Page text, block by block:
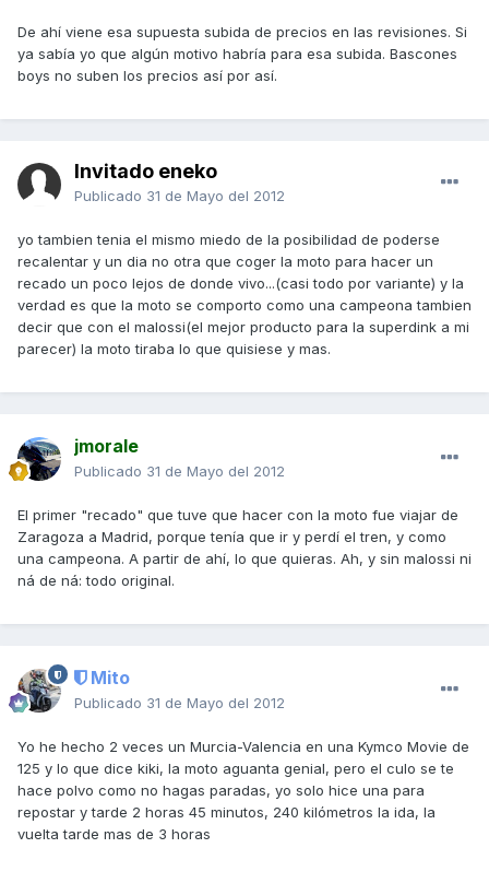
De ahí viene esa supuesta subida de precios en las revisiones. Si
ya sabía yo que algún motivo habría para esa subida. Bascones
boys no suben los precios así por así.
Invitado eneko
Publicado 31 de Mayo del 2012
yo tambien tenia el mismo miedo de la posibilidad de poderse
recalentar y un dia no otra que coger la moto para hacer un
recado un poco lejos de donde vivo...(casi todo por variante) y la
verdad es que la moto se comporto como una campeona tambien
decir que con el malossi(el mejor producto para la superdink a mi
parecer) la moto tiraba lo que quisiese y mas.
jmorale
Publicado 31 de Mayo del 2012
El primer "recado" que tuve que hacer con la moto fue viajar de
Zaragoza a Madrid, porque tenía que ir y perdí el tren, y como
una campeona. A partir de ahí, lo que quieras. Ah, y sin malossi ni
ná de ná: todo original.
Mito
Publicado 31 de Mayo del 2012
Yo he hecho 2 veces un Murcia-Valencia en una Kymco Movie de
125 y lo que dice kiki, la moto aguanta genial, pero el culo se te
hace polvo como no hagas paradas, yo solo hice una para
repostar y tarde 2 horas 45 minutos, 240 kilómetros la ida, la
vuelta tarde mas de 3 horas